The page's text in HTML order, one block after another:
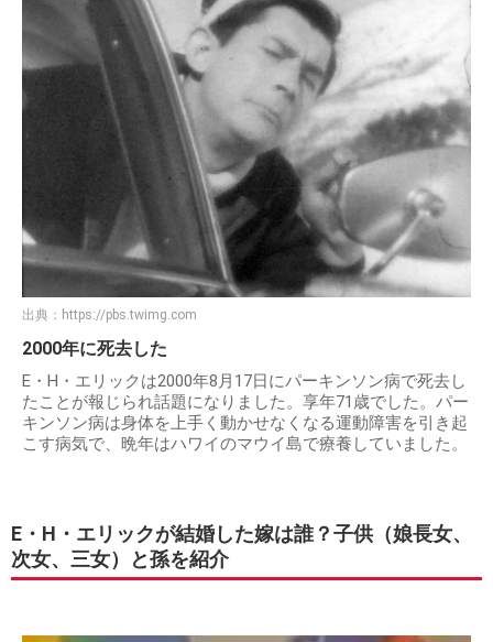
出典： https://pbs.twimg.com
2000年に死去した
E・H・エリックは2000年8月17日にパーキンソン病で死去し
たことが報じられ話題になりました。享年71歳でした。パー
キンソン病は身体を上手く動かせなくなる運動障害を引き起
こす病気で、晩年はハワイのマウイ島で療養していました。
E・H・エリックが結婚した嫁は誰？子供（娘長女、
次女、三女）と孫を紹介